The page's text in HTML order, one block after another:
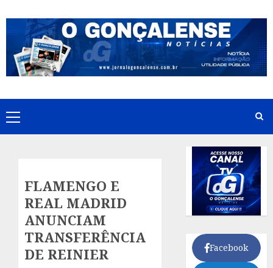
to
content
Primary
Menu
FLAMENGO E
REAL MADRID
ANUNCIAM
TRANSFERÊNCIA
DE REINIER
Facebook